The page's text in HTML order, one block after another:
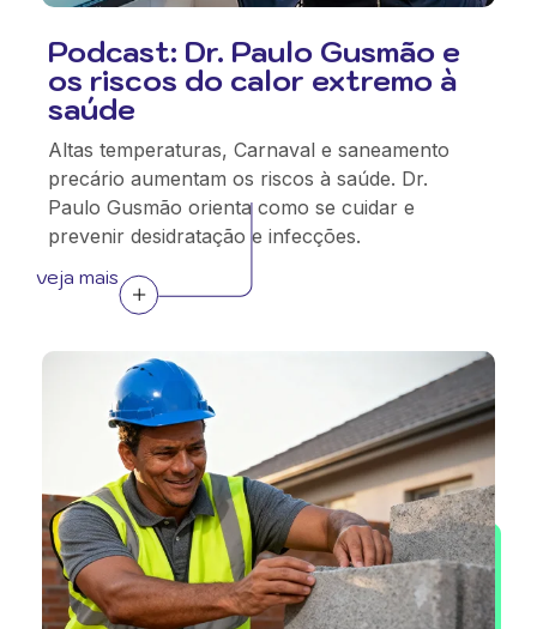
Podcast: Dr. Paulo Gusmão e
os riscos do calor extremo à
saúde
Altas temperaturas, Carnaval e saneamento
precário aumentam os riscos à saúde. Dr.
Paulo Gusmão orienta como se cuidar e
prevenir desidratação e infecções.
veja mais